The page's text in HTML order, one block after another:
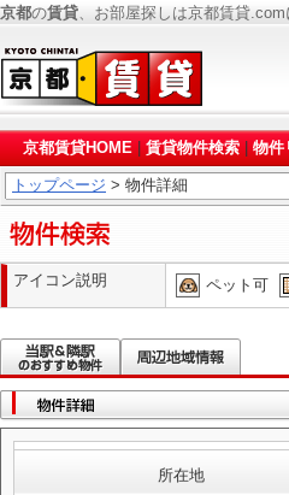
京都の賃貸、お部屋探しは京都賃貸
京都賃貸HOME 賃貸物件検索 物件
トップページ > 物件詳細
アイコン説明 ペット可
所在地